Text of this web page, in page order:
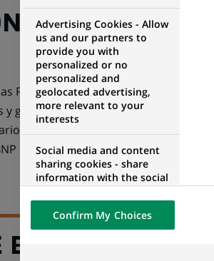
FINANCE
Personal Finance, a través de su
y gestión de tarjetas. Es partner
de automóviles y, además, un
Paribas Personal Finance cuenta
PUESTO
Advertising Cookies - Allow
us and our partners to
provide you with
personalized or no
personalized and
geolocated advertising,
more relevant to your
interests
Social media and content
sharing cookies - share
information with the social
networks and propose the
visualization on our website
of the content hosted on a
external website.
Confirm My Choices